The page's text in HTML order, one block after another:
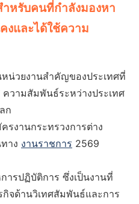
ำหรับคนที่กำลังมองหา
งและได้ใช้ความ
หน่วยงานสำคัญของประเทศที่
วามสัมพันธ์ระหว่างประเทศ
ก
รงานกระทรวงการต่าง
าง งานราชการ 2569
ารปฏิบัติการ ซึ่งเป็นงานที่
จด้านวิเทศสัมพันธ์และการ